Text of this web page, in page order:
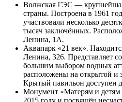
Волжская ГЭС —
страны. Построена в 1961
участвовали несколько
тысяч заключённых.
Ленина, 1А.
Аквапарк «21 век».
Ленина, 326. Представляет
большим выбором водных
расположены на открытой и
Крытый павильон доступен
Монумент «Матерям и детям